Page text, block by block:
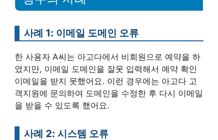
사례 1: 이메일 도메인 오류
한 사용자 A씨는 아고다에서 비회원으로 예약을 하
였지만, 이메일 도메인을 잘못 입력해서 예약 확인
이메일을 받지 못했어요. 이런 경우에는 아고다 고
객지원에 문의하여 도메인을 수정한 후 다시 이메일
을 받을 수 있도록 했어요.
사례 2: 시스템 오류